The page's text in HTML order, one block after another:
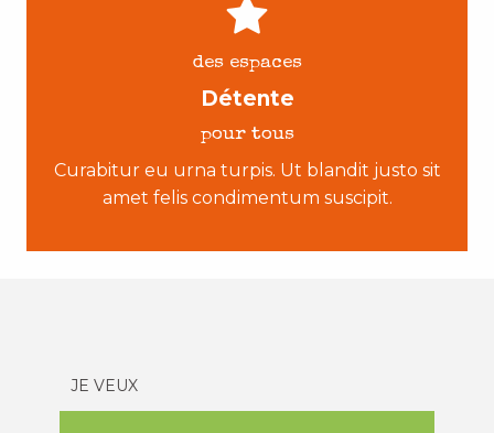
des espaces
Détente
pour tous
Curabitur eu urna turpis. Ut blandit justo sit
amet felis condimentum suscipit.
JE VEUX